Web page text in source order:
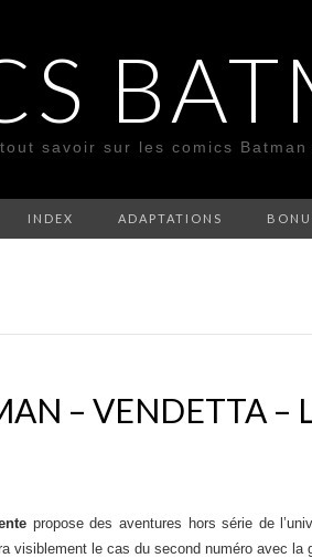
savoir sur les comics Batman
INDEX ADAPTATIONS
– VENDETTA –
propose des aventures hors série de
visiblement le cas du second numéro avec la